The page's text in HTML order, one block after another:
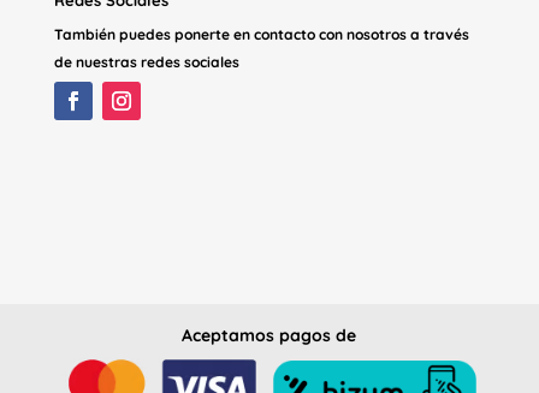
También puedes ponerte en contacto con nosotros a través
de nuestras redes sociales
Aceptamos pagos de